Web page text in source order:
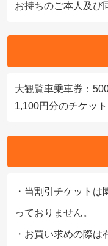
お持ちのご本人及び
大観覧車乗車券：
1,100円分のチケッ
・当割引チケット
っておりません。
・お買い求めの際は